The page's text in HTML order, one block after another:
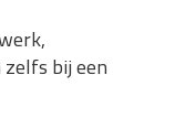
bij een